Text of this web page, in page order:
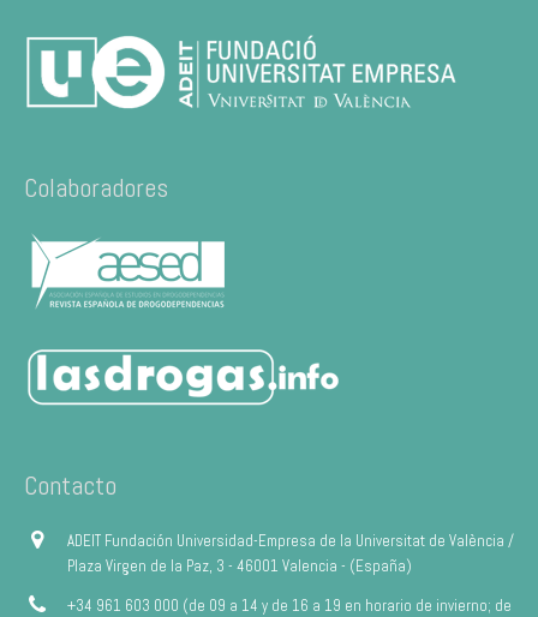
Colaboradores
Contacto
ADEIT Fundación Universidad-Empresa de la Universitat de València /
Plaza Virgen de la Paz, 3 - 46001 Valencia - (España)
+34 961 603 000 (de 09 a 14 y de 16 a 19 en horario de invierno; de